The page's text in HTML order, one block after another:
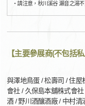
・請注意，秋川溪谷 瀨音之湯不
【主要參展商(不包括私
與澤地鳥蛋 / 松壽司 / 住
會社 / 久保島本舖株式會
酒 / 野川酒釀酒廠 / 中村